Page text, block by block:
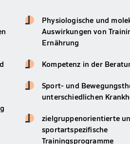
Physiologische und
Auswirkungen von
Ernährung
Kompetenz in der
Sport- und
unterschiedlichen
zielgruppenorientierte
sportartspezifische
Trainingsprogramme